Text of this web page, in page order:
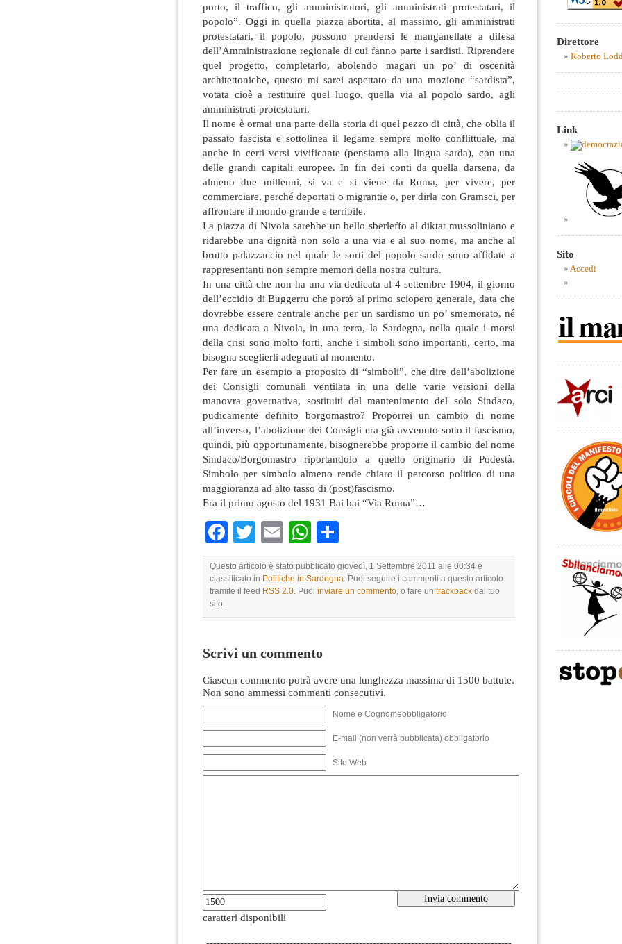
porto, il traffico, gli amministratori, gli amministrati protestatari, il
popolo”. Oggi in quella piazza abortita, al massimo, gli amministrati
protestatari, il popolo, possono prendersi le manganellate a difesa
dell’Amministrazione regionale di cui fanno parte i sardisti. Riprendere
quel progetto, completarlo, abolendo magari un po’ di oscenità
architettoniche, questo mi sarei aspettato da una mozione “sardista”,
votata cioè a restituire quel luogo, quella via al popolo sardo, agli
amministrati protestatari.
Il nome è ormai una parte della storia di quel pezzo di città, che oblia il
passato fascista e sottolinea il legame sempre molto conflittuale, ma
anche in certi versi vivificante (pensiamo alla lingua sarda), con una
delle grandi capitali europee. In fin dei conti da quella darsena, da
almeno due millenni, si va e si viene da Roma, per vivere, per
commerciare, perché deportati o migrantie o, per dirla con Gramsci, per
affrontare il mondo grande e terribile.
La piazza di Nivola sarebbe un bello sberleffo al diktat mussoliniano e
ridarebbe una dignità non solo a una via e al suo nome, ma anche al
brutto palazzaccio nel quale le sorti del popolo sardo sono affidate a
rappresentanti non sempre memori della nostra cultura.
In una città che non ha una via dedicata al 4 settembre 1904, il giorno
dell’eccidio di Buggerru che portò al primo sciopero generale, data che
dovrebbe essere centrale anche per un sardismo un po’ smemorato, né
una dedicata a Nivola, in una terra, la Sardegna, nella quale i morsi
della crisi sono molto forti, anche i simboli sono importanti, certo, ma
bisogna sceglierli adeguati al momento.
Per fare un esempio a proposito di “simboli”, che dire dell’abolizione
dei Consigli comunali ventilata in una delle varie versioni della
manovra governativa, sostituiti dal mantenimento del solo Sindaco,
pudicamente definito borgomastro? Proporrei un cambio di nome
all’inverso, l’abolizione dei Consigli era già avvenuto sotto il fascismo,
quindi, più opportunamente, bisognerebbe proporre il cambio del nome
Sindaco/Borgomastro riportandolo a quello originario di Podestà.
Simbolo per simbolo almeno rende chiaro il percorso politico di una
maggioranza ad alto tasso di (post)fascismo.
Era il primo agosto del 1931 Bai bai “Via Roma”…
Facebook
TwitterEmailWhatsApp
Questo articolo è stato pubblicato giovedì, 1 Settembre 2011 alle 00:34 e
classificato in Politiche in Sardegna. Puoi seguire i commenti a questo articolo
tramite il feed RSS 2.0. Puoi inviare un commento, o fare un trackback dal tuo
sito.
Scrivi un commento
Ciascun commento potrà avere una lunghezza massima di 1500 battute.
Non sono ammessi commenti consecutivi.
Nome e Cognomeobbligatorio
E-mail (non verrà pubblicata) obbligatorio
Sito Web
caratteri disponibili
Direttore
Roberto
Link
Sito
Accedi